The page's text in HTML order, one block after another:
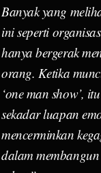
Banyak yang
ini seperti
hanya bergerak
orang. Ketika
‘one man show’,
sekadar luapan
mencerminkan
dalam membangun